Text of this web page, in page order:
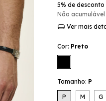
5% de desconto
Não
Ver mais
Cor: Preto
Tamanho: P
P M G